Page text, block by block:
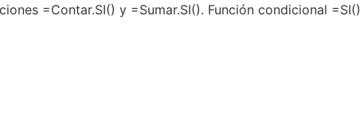
=Contar.SI() y =Sumar.SI(). Función condicional =SI()